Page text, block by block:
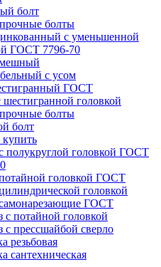
болт
болты
с уменьшенной
ГОСТ 7796-70
с усом
ГОСТ
головкой
болты
болт
полукруглой головкой ГОСТ
головкой ГОСТ
головкой
ГОСТ
с потайной головкой
с прессшайбой сверло
резьбовая
сантехническая